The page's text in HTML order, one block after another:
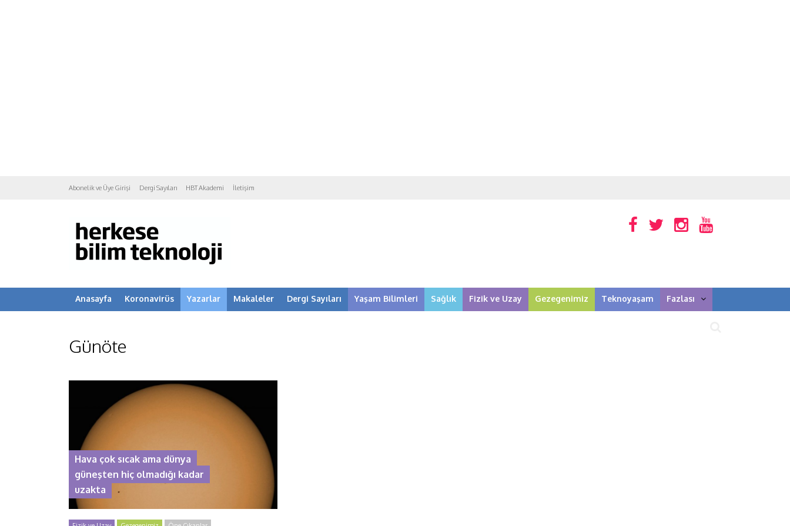
Abonelik ve Üye Girişi Dergi Sayıları HBT Akademi İletişim
Anasayfa Koronavirüs Yazarlar Makaleler Dergi Sayıları Yaşam Bilimleri Sağlık Fizik ve Uzay Gezegenimiz Teknoyaşam Fazlası
Günöte
Hava çok sıcak ama dünya
güneşten hiç olmadığı kadar
uzakta